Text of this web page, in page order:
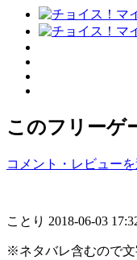
このフリーゲ
コメント・レビュー
ことり 2018-06-03
※ネタバレ含むので文